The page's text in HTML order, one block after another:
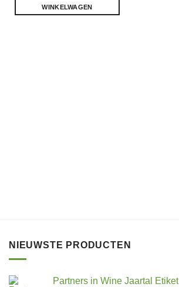
WINKELWAGEN
NIEUWSTE PRODUCTEN
Partners in Wine Jaartal Etiket